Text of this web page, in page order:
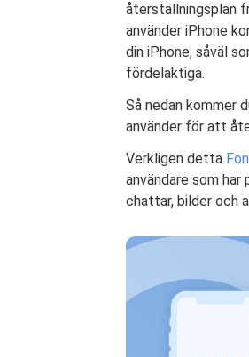
återställningsplan
använder iPhone
din iPhone, såväl
fördelaktiga.
Så nedan kommer
använder för att
Verkligen detta
användare som
chattar, bilder och